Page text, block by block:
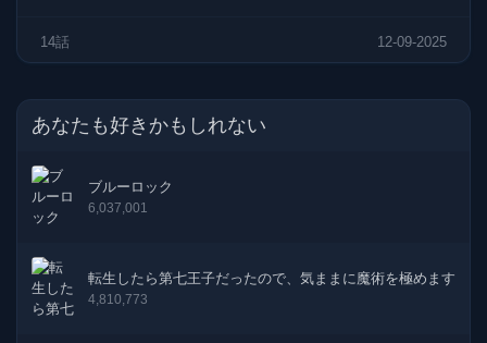
14話 12-09-2025
11話
9話
あなたも好きかもしれない
ブルーロック
6,037,001
転生したら第七王子だったので、気ままに魔術を極めます
4,810,773